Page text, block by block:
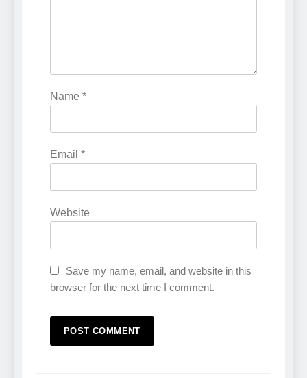
Name *
Email *
Website
Save my name, email, and website in this
browser for the next time I comment.